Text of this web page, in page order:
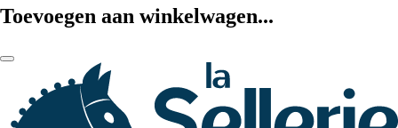
Toevoegen aan winkelwagen...